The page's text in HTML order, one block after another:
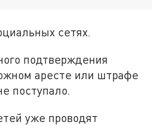
сетях.
подтверждения
аресте или штрафе
поступало.
уже проводят